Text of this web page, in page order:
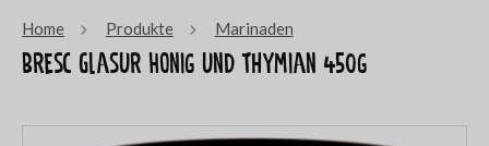
Home Produkte Marinaden
Bresc Glasur Honig und Thymian 450g